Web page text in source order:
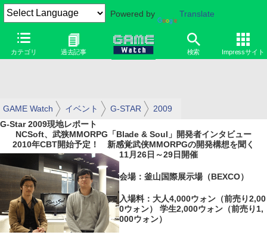
Powered by Translate
カテゴリ 過去記事 検索 Impressサイト
GAME Watch イベント G-STAR
2009
G-Star 2009現地レポート
NCSoft、武狭MMORPG「Blade & Soul」開発者インタビュー
2010年CBT開始予定！ 新感覚武侠MMORPGの開発構想を聞く
11月26日～29日開催
会場：釜山国際展示場（BEXCO）
入場料：大人4,000ウォン（前売り2,00
0ウォン） 学生2,000ウォン（前売り1,
000ウォン）